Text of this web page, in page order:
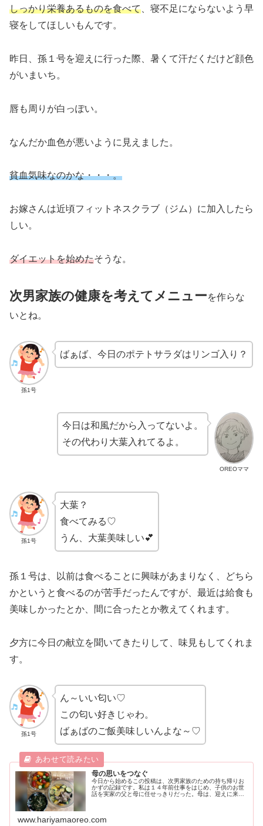
しっかり栄養あるものを食べて 、寝不足にならないよう早
寝をしてほしいもんです。
昨日、孫１号を迎えに行った際、暑くて汗だくだけど顔色
がいまいち。
唇も周りが白っぽい。
なんだか血色が悪いように見えました。
貧血気味なのかな・・・。
お嫁さんは近頃フィットネスクラブ（ジム）に加入したら
しい。
ダイエットを始めたそうな。
次男家族の健康を考えてメニューを作らな
いとね。
孫1号
ばぁば、今日のポテトサラダはリンゴ入り？
OREOママ
今日は和風だから入ってないよ。
その代わり大葉入れてるよ。
孫1号
大葉？
食べてみる♡
うん、大葉美味しい💕
孫１号は、以前は食べることに興味があまりなく、どちら
かというと食べるのが苦手だったんですが、最近は給食も
美味しかったとか、間に合ったとか教えてくれます。
夕方に今日の献立を聞いてきたりして、味見もしてくれま
す。
孫1号
ん～いい匂い♡
この匂い好きじゃわ。
ばぁばのご飯美味しいんよな～♡
母の思いをつなぐ
今日から始めるこの投稿は、次男家族のための持ち帰りお
かずの記録です。私は１４年前仕事をはじめ、子供のお世
話を実家の父と母に任せっきりだった。母は、迎えに来る
www.hariyamaoreo.com